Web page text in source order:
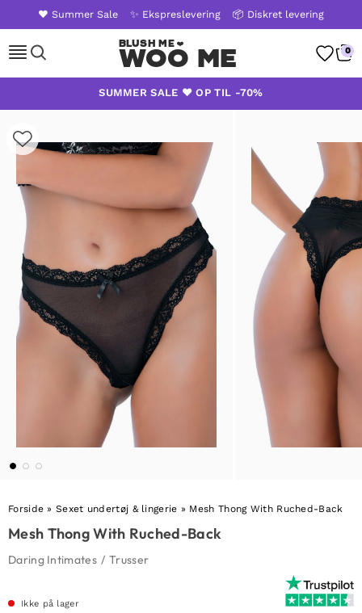
❤️ Summer Sale ✨ Ekspreslevering 📦 Diskret levering
Woo Me 0
SUMMER SALE ❤️ OP TIL -70%
Forside »Sexet undertøj & lingerie » Mesh Thong With Ruched-Back
Mesh Thong With Ruched-Back
Daring Intimates / Trusser
Ikke på lager